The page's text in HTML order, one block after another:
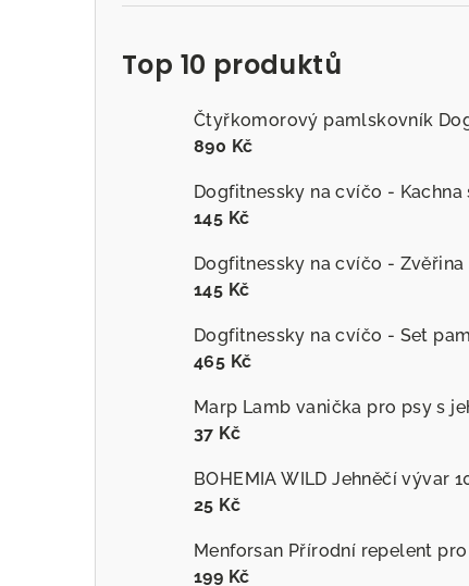
Top 10 produktů
890 Kč
145 Kč
145 Kč
465 Kč
37 Kč
25 Kč
199 Kč